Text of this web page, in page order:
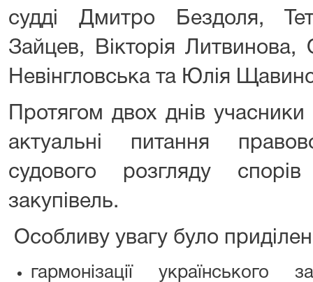
судді Дмитро Бездоля,
Зайцев, Вікторія
Невінгловська та Юлія
Протягом двох днів
актуальні питання
судового розгляду
закупівель.
Особливу увагу було
гармонізації